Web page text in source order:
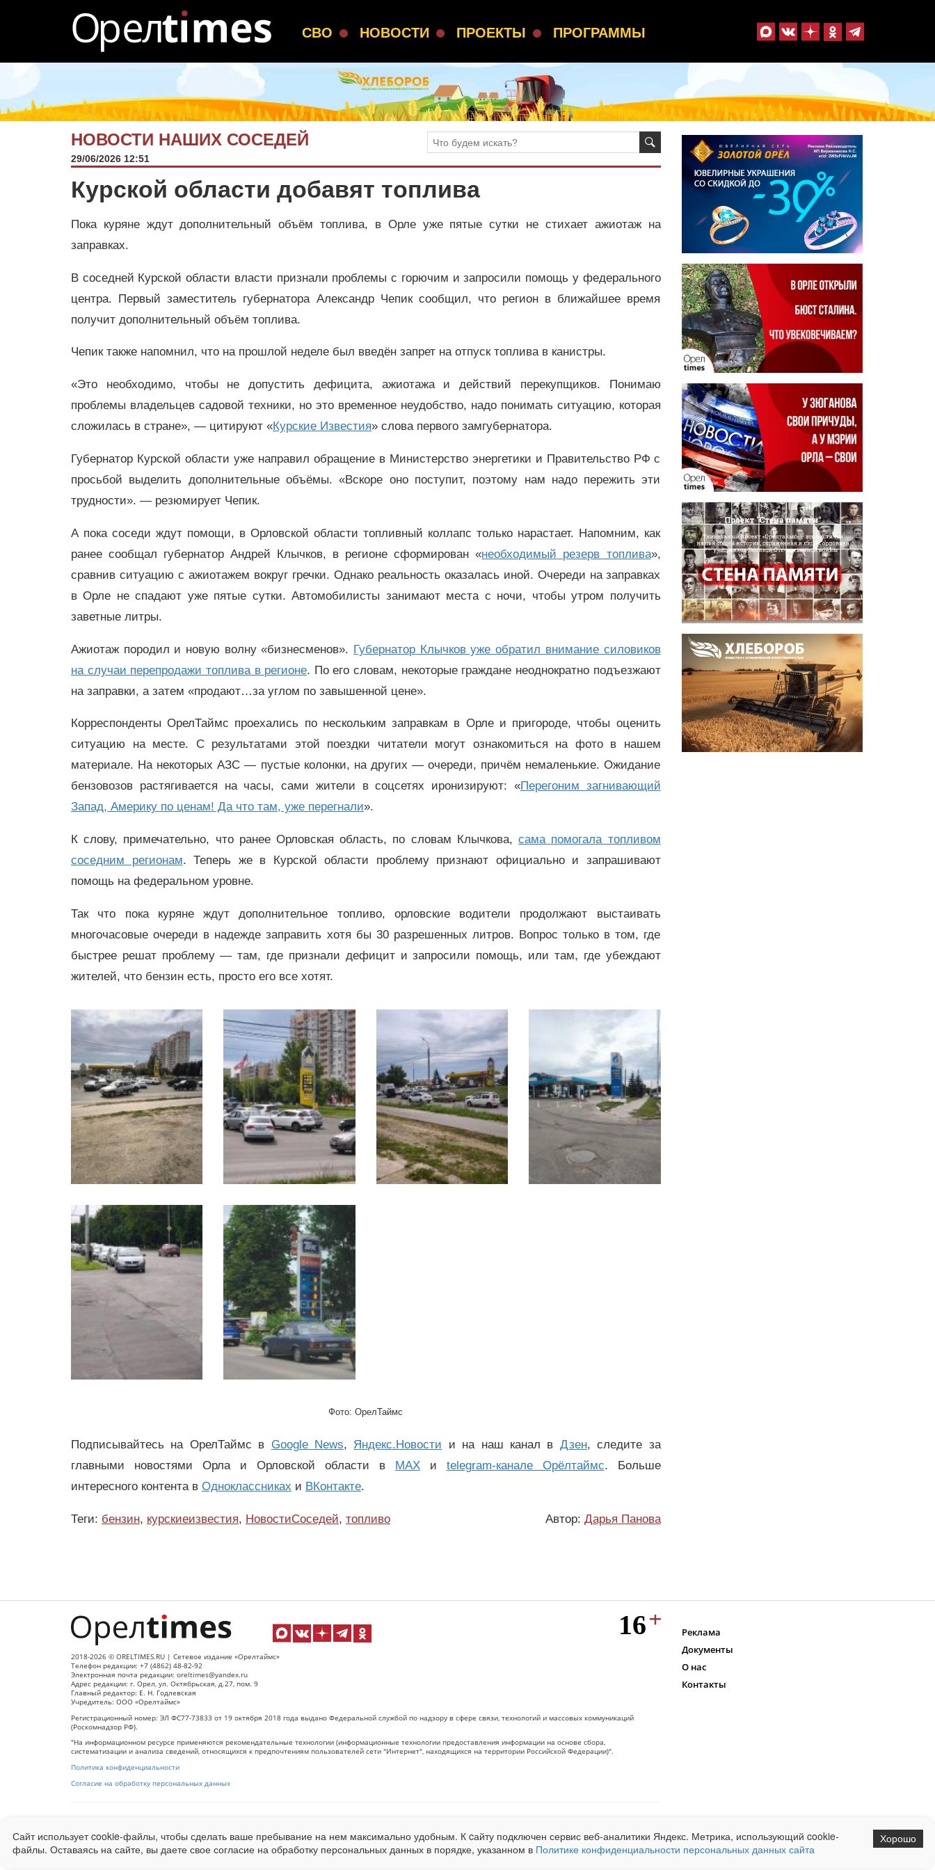
СВО НОВОСТИ ПРОЕКТЫ ПРОГРАММЫ
НОВОСТИ НАШИХ СОСЕДЕЙ
29/06/2026 12:51
Курской области добавят топлива
Пока куряне ждут дополнительный объём топлива, в Орле уже пятые сутки не стихает ажиотаж на
заправках.
В соседней Курской области власти признали проблемы с горючим и запросили помощь у федерального
центра. Первый заместитель губернатора Александр Чепик сообщил, что регион в ближайшее время
получит дополнительный объём топлива.
Чепик также напомнил, что на прошлой неделе был введён запрет на отпуск топлива в канистры.
«Это необходимо, чтобы не допустить дефицита, ажиотажа и действий перекупщиков. Понимаю
проблемы владельцев садовой техники, но это временное неудобство, надо понимать ситуацию, которая
сложилась в стране», — цитируют «Курские Известия» слова первого замгубернатора.
Губернатор Курской области уже направил обращение в Министерство энергетики и Правительство РФ с
просьбой выделить дополнительные объёмы. «Вскоре оно поступит, поэтому нам надо пережить эти
трудности». — резюмирует Чепик.
А пока соседи ждут помощи, в Орловской области топливный коллапс только нарастает. Напомним, как
ранее сообщал губернатор Андрей Клычков, в регионе сформирован «необходимый резерв топлива»,
сравнив ситуацию с ажиотажем вокруг гречки. Однако реальность оказалась иной. Очереди на заправках
в Орле не спадают уже пятые сутки. Автомобилисты занимают места с ночи, чтобы утром получить
заветные литры.
Ажиотаж породил и новую волну «бизнесменов». Губернатор Клычков уже обратил внимание силовиков
на случаи перепродажи топлива в регионе. По его словам, некоторые граждане неоднократно подъезжают
на заправки, а затем «продают…за углом по завышенной цене».
Корреспонденты ОрелТаймс проехались по нескольким заправкам в Орле и пригороде, чтобы оценить
ситуацию на месте. С результатами этой поездки читатели могут ознакомиться на фото в нашем
материале. На некоторых АЗС — пустые колонки, на других — очереди, причём немаленькие. Ожидание
бензовозов растягивается на часы, сами жители в соцсетях иронизируют: «Перегоним загнивающий
Запад, Америку по ценам! Да что там, уже перегнали».
К слову, примечательно, что ранее Орловская область, по словам Клычкова,сама помогала топливом
соседним регионам. Теперь же в Курской области проблему признают официально и запрашивают
помощь на федеральном уровне.
Так что пока куряне ждут дополнительное топливо, орловские водители продолжают выстаивать
многочасовые очереди в надежде заправить хотя бы 30 разрешенных литров. Вопрос только в том, где
быстрее решат проблему — там, где признали дефицит и запросили помощь, или там, где убеждают
жителей, что бензин есть, просто его все хотят.
Фото: ОрелТаймс
Подписывайтесь на ОрелТаймс в Google News, Яндекс.Новости и на наш канал в Дзен, следите за
главными новостями Орла и Орловской области в
MAXи telegram-канале Орёлтаймс. Больше
интересного контента в Одноклассниках и ВКонтакте.
Теги: бензин, курскиеизвестия, НовостиСоседей, топливо Автор: Дарья Панова
2018-2026 © ORELTIMES.RU | Сетевое издание «Орелтаймс»
Телефон редакции: +7 (4862) 48-82-92
Электронная почта редакции: oreltimes@yandex.ru
Адрес редакции: г. Орел, ул. Октябрьская, д.27, пом. 9
Главный редактор: Е. Н. Годлевская
Учредитель: ООО «Орелтаймс»
Регистрационный номер: ЭЛ ФС77-73833 от 19 октября 2018 года выдано Федеральной службой по надзору в сфере связи, технологий и массовых коммуникаций
(Роскомнадзор РФ).
"На информационном ресурсе применяются рекомендательные технологии (информационные технологии предоставления информации на основе сбора,
систематизации и анализа сведений, относящихся к предпочтениям пользователей сети "Интернет", находящихся на территории Российской Федерации)".
Политика конфиденциальности
Согласие на обработку персональных данных
Ограниченная статистика посещаемости доступна на сайтеLiveinternet.ru . Подробная статистика для рекламодателей по запросу у менеджера.
Реклама
Документы
О нас
Контакты
Сайт использует cookie-файлы, чтобы сделать ваше пребывание на нем максимально удобным. К cайту подключен сервис веб-аналитики Яндекс. Метрика, использующий cookie-
файлы. Оставаясь на сайте, вы даете свое согласие на обработку персональных данных в порядке, указанном в Политике конфиденциальности персональных данных сайта
Хорошо